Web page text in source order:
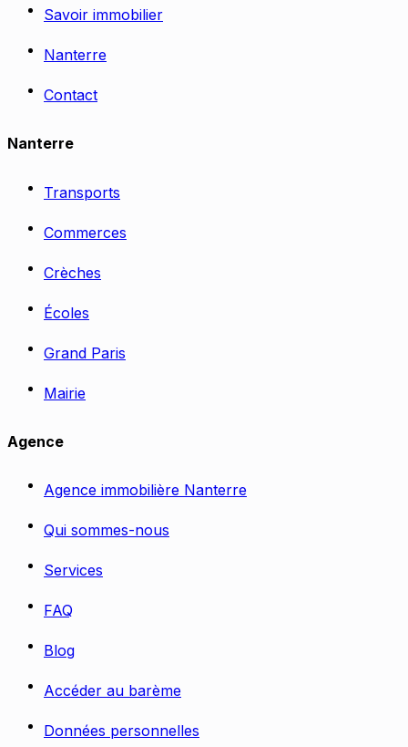
Savoir immobilier
Nanterre
Contact
Nanterre
Transports
Commerces
Crèches
Écoles
Grand Paris
Mairie
Agence
Agence immobilière Nanterre
Qui sommes-nous
Services
FAQ
Blog
Accéder au barème
Données personnelles